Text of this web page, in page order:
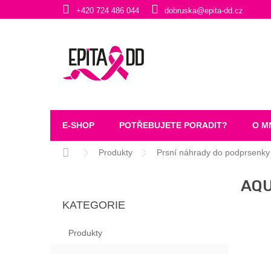
+420 724 486 044 dobruska@epita-dd.cz
E-SHOP POTŘEBUJETE PORADIT? O
Domů Produkty Prsní náhrady do podprsenky
kategorie
KATEGORIE
Produkty